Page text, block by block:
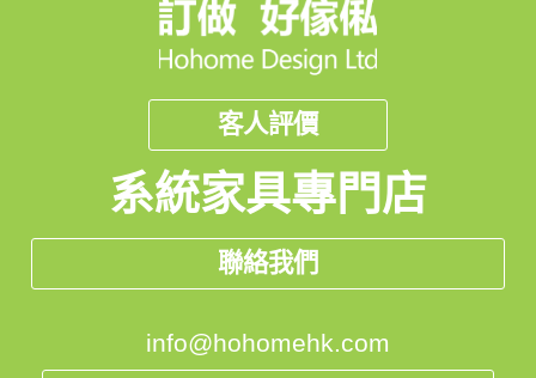
客人評價
系統家具專門店
聯絡我們
info@hohomehk.com